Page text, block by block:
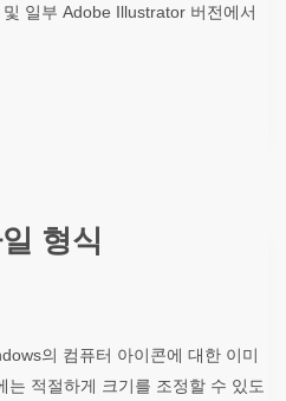
일부 Adobe Illustrator 버전에서
형식
의 컴퓨터 아이콘에 대한 이미
는 적절하게 크기를 조정할 수 있도